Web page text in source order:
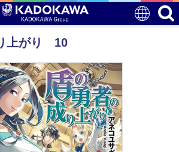
上がり 10